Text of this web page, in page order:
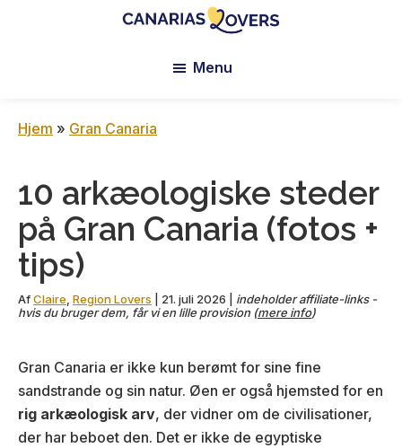
Lovers:
Gran
Canaria
blog
Menu
Hjem » Gran Canaria
10 arkæologiske steder
på Gran Canaria (fotos +
tips)
AfClaire Region Lovers 21. juli 2026
indeholder affiliate-links -
hvis du bruger dem, får vi en lille provision (mere info)
Gran Canaria er ikke kun berømt for sine fine
sandstrande og sin natur. Øen er også hjemsted for en
rig arkæologisk arv, der vidner om de civilisationer,
der har beboet den. Det er ikke de egyptiske